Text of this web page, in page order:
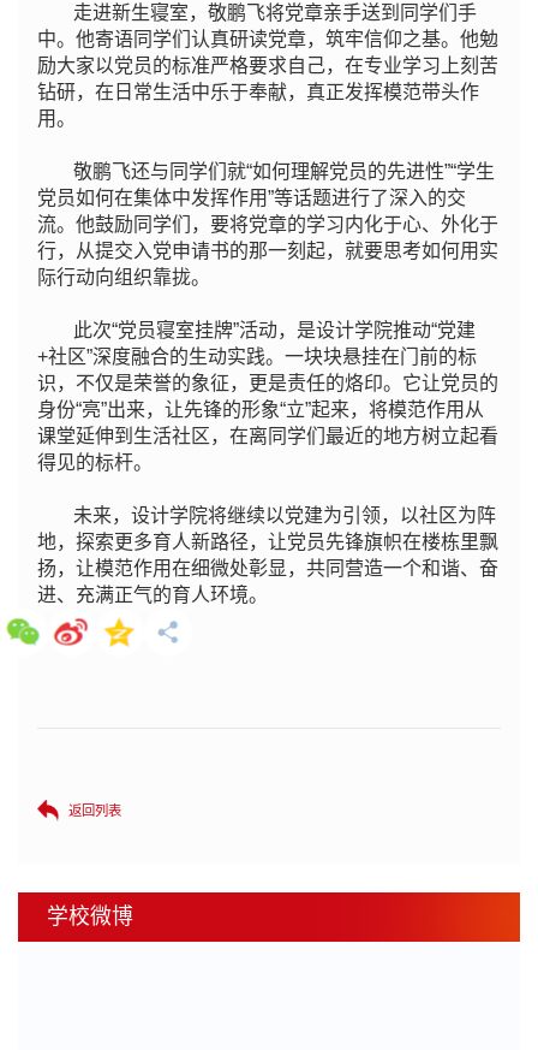
走进新生寝室，敬鹏飞将党章亲手送到同学们手
中。他寄语同学们认真研读党章，筑牢信仰之基。他勉
励大家以党员的标准严格要求自己，在专业学习上刻苦
钻研，在日常生活中乐于奉献，真正发挥模范带头作
用。
敬鹏飞还与同学们就“如何理解党员的先进性”“学生
党员如何在集体中发挥作用”等话题进行了深入的交
流。他鼓励同学们，要将党章的学习内化于心、外化于
行，从提交入党申请书的那一刻起，就要思考如何用实
际行动向组织靠拢。
此次“党员寝室挂牌”活动，是设计学院推动“党建
+社区”深度融合的生动实践。一块块悬挂在门前的标
识，不仅是荣誉的象征，更是责任的烙印。它让党员的
身份“亮”出来，让先锋的形象“立”起来，将模范作用从
课堂延伸到生活社区，在离同学们最近的地方树立起看
得见的标杆。
未来，设计学院将继续以党建为引领，以社区为阵
地，探索更多育人新路径，让党员先锋旗帜在楼栋里飘
扬，让模范作用在细微处彰显，共同营造一个和谐、奋
进、充满正气的育人环境。
返回列表
学校微博